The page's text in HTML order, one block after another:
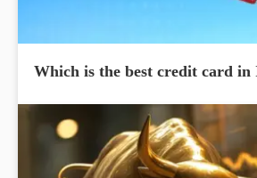
Which is the best credit card